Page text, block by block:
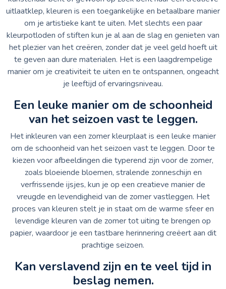
uitlaatklep, kleuren is een toegankelijke en betaalbare manier
om je artistieke kant te uiten. Met slechts een paar
kleurpotloden of stiften kun je al aan de slag en genieten van
het plezier van het creëren, zonder dat je veel geld hoeft uit
te geven aan dure materialen. Het is een laagdrempelige
manier om je creativiteit te uiten en te ontspannen, ongeacht
je leeftijd of ervaringsniveau.
Een leuke manier om de schoonheid
van het seizoen vast te leggen.
Het inkleuren van een zomer kleurplaat is een leuke manier
om de schoonheid van het seizoen vast te leggen. Door te
kiezen voor afbeeldingen die typerend zijn voor de zomer,
zoals bloeiende bloemen, stralende zonneschijn en
verfrissende ijsjes, kun je op een creatieve manier de
vreugde en levendigheid van de zomer vastleggen. Het
proces van kleuren stelt je in staat om de warme sfeer en
levendige kleuren van de zomer tot uiting te brengen op
papier, waardoor je een tastbare herinnering creëert aan dit
prachtige seizoen.
Kan verslavend zijn en te veel tijd in
beslag nemen.